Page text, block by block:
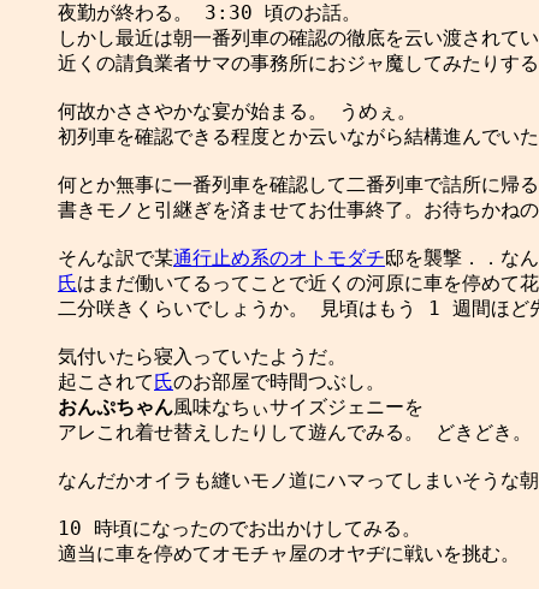
夜勤が終わる。 3:30 頃のお話。
しかし最近は朝一番列車の確認の徹底を云い渡されて
近くの請負業者サマの事務所におジャ魔してみたりす
何故かささやかな宴が始まる。 うめぇ。
初列車を確認できる程度とか云いながら結構進んでい
何とか無事に一番列車を確認して二番列車で詰所に帰
書きモノと引継ぎを済ませてお仕事終了。お待ちかね
そんな訳で某通行止め系のオトモダチ
氏はまだ働いてるってことで近くの河原に車を停めて
二分咲きくらいでしょうか。 見頃はもう 1 週間ほど
気付いたら寝入っていたようだ。
起こされて氏
おんぷちゃん風味なちぃサイズジェニーを
アレこれ着せ替えしたりして遊んでみる。 どきどき。
なんだかオイラも縫いモノ道にハマってしまいそうな
10 時頃になったのでお出かけしてみる。
適当に車を停めてオモチャ屋のオヤヂに戦いを挑む。